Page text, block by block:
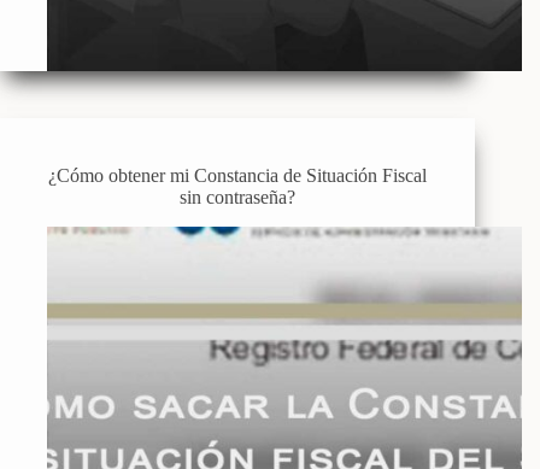
¿Cómo obtener mi Constancia de Situación Fiscal
sin contraseña?